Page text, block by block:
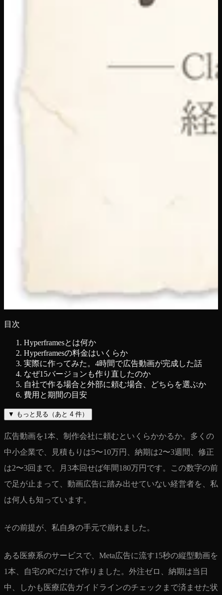
目次
Hyperframesとは何か
Hyperframesの料金はいくらか
実際に作ってみた。4時間で広告動画が完成した話
なぜ15バージョンも作り直したのか
自社で作る場合と外部に頼む場合、どちらを選ぶか
費用と期間の目安
▼ もっと見る（あと 4 件）
広告動画を1本、制作会社に頼むといくらかかるか。多くの
中小企業で、見積もりは5〜10万円、納期は2〜3週間、修正
は2〜3回まで。月3本回せば年間180万円です。この数字の前
で足が止まって、動画広告に踏み出せていない経営者を、私
は何人も知っています。
その前提が、私自身の手元で崩れました。
ある医療系のサービスで、Meta広告に流す15秒の縦型動画を
1本、自宅のPCだけで作りました。外注ゼロ、納期は当日
中、しかも医療広告ガイドラインのチェックまで済ませた状